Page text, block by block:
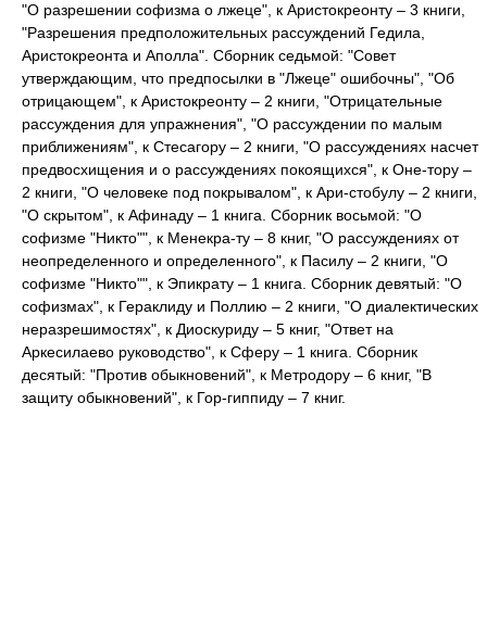
"О разрешении софизма о лжеце", к Аристокреонту – 3 книги,
"Разрешения предположительных рассуждений Гедила,
Аристокреонта и Аполла". Сборник седьмой: "Совет
утверждающим, что предпосылки в "Лжеце" ошибочны", "Об
отрицающем", к Аристокреонту – 2 книги, "Отрицательные
рассуждения для упражнения", "О рассуждении по малым
приближениям", к Стесагору – 2 книги, "О рассуждениях насчет
предвосхищения и о рассуждениях покоящихся", к Оне-тору –
2 книги, "О человеке под покрывалом", к Ари-стобулу – 2 книги,
"О скрытом", к Афинаду – 1 книга. Сборник восьмой: "О
софизме "Никто"", к Менекра-ту – 8 книг, "О рассуждениях от
неопределенного и определенного", к Пасилу – 2 книги, "О
софизме "Никто"", к Эпикрату – 1 книга. Сборник девятый: "О
софизмах", к Гераклиду и Поллию – 2 книги, "О диалектических
неразрешимостях", к Диоскуриду – 5 книг, "Ответ на
Аркесилаево руководство", к Сферу – 1 книга. Сборник
десятый: "Против обыкновений", к Метродору – 6 книг, "В
защиту обыкновений", к Гор-гиппиду – 7 книг.